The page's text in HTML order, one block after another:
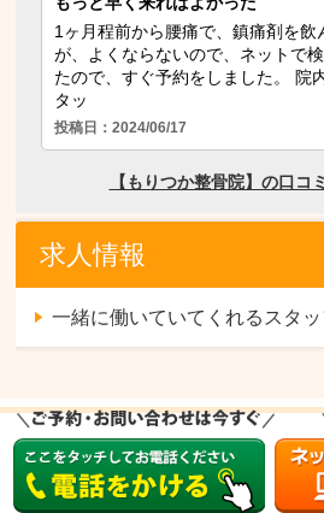
求人情報
一緒に働いていてくれるスタッ